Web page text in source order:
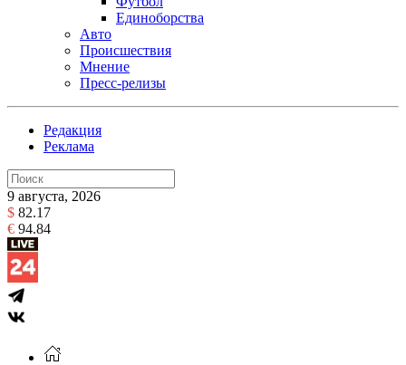
Единоборства
Авто
Происшествия
Мнение
Пресс-релизы
Редакция
Реклама
9 августа, 2026
$ 82.17
€ 94.84